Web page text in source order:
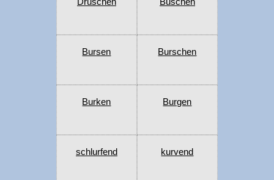
Bursen Burschen
Burken Burgen
schlurfend kurvend